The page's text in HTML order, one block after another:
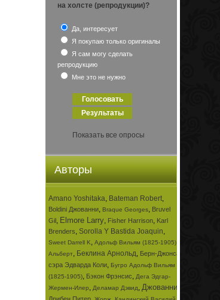
на холсте (репродукции)?
Да, интересует
Я покупаю только оригиналы
Я сам могу сделать
репродукцию
Мне это не нужно
Показать все опросы
Авторы
Amano Yoshitaka, Bateman Robert,
Boldini Джованни, Braque Georges, Bruvel
Gil, Elmore Larry, Fisher Harrison, Karl
Brenders, Sorolla Y Bastida Joaquin,
Sweet Darrell K, Адольф Вильям (1825-1905)
Альберт, Беклина Арнольд, Берн-Джонса
сэра Эдварда Коли, Бугро Адольф Вильям
(1825-1905), Бэкон Фрэнсис, Дега Эдгар-
Жермен-Илер, Деламар Дэвид, Джованни